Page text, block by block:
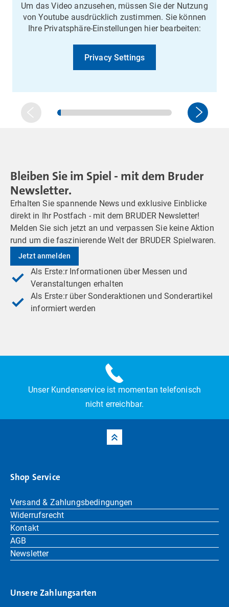
Um das Video anzusehen, müssen Sie der Nutzung
von Youtube ausdrücklich zustimmen. Sie können
Ihre Privatsphäre-Einstellungen hier bearbeiten:
Privacy Settings
Bleiben Sie im Spiel - mit dem Bruder
Newsletter.
Erhalten Sie spannende News und exklusive Einblicke
direkt in Ihr Postfach - mit dem BRUDER Newsletter!
Melden Sie sich jetzt an und verpassen Sie keine Aktion
rund um die faszinierende Welt der BRUDER Spielwaren.
Jetzt anmelden
Als Erste:r Informationen über Messen und
Veranstaltungen erhalten
Als Erste:r über Sonderaktionen und Sonderartikel
informiert werden
Unser Kundenservice ist momentan telefonisch
nicht erreichbar.
Shop Service
Versand & Zahlungsbedingungen
Widerrufsrecht
Kontakt
AGB
Newsletter
Unsere Zahlungsarten